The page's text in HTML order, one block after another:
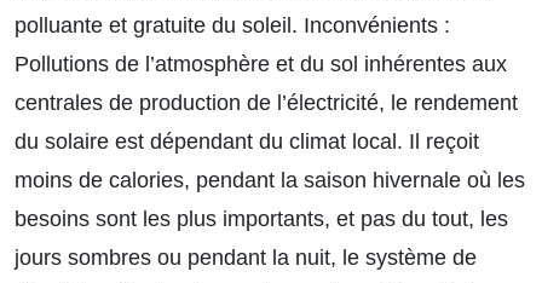
polluante et gratuite du soleil. Inconvénients :
Pollutions de l’atmosphère et du sol inhérentes aux
centrales de production de l’électricité, le rendement
du solaire est dépendant du climat local. Il reçoit
moins de calories, pendant la saison hivernale où les
besoins sont les plus importants, et pas du tout, les
jours sombres ou pendant la nuit, le système de